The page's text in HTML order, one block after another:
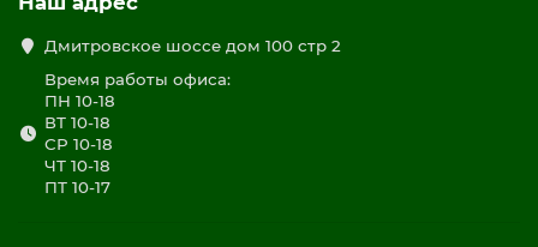
Дмитровское шоссе дом 100 стр 2
Время работы офиса:
ПН 10-18
ВТ 10-18
СР 10-18
ЧТ 10-18
ПТ 10-17